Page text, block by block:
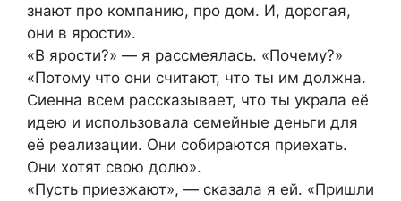
знают про компанию, про дом. И, дорогая,
они в ярости».
«В ярости?» — я рассмеялась. «Почему?»
«Потому что они считают, что ты им должна.
Сиенна всем рассказывает, что ты украла её
идею и использовала семейные деньги для
её реализации. Они собираются приехать.
Они хотят свою долю».
«Пусть приезжают», — сказала я ей. «Пришли